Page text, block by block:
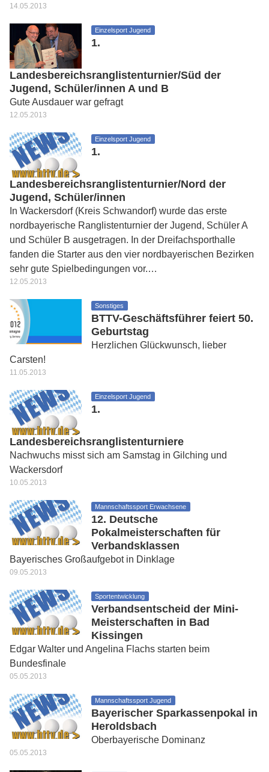
14.05.2013
Einzelsport Jugend
1.
Landesbereichsranglistenturnier/Süd der
Jugend, Schüler/innen A und B
Gute Ausdauer war gefragt
12.05.2013
Einzelsport Jugend
1.
Landesbereichsranglistenturnier/Nord der
Jugend, Schüler/innen
In Wackersdorf (Kreis Schwandorf) wurde das erste
nordbayerische Ranglistenturnier der Jugend, Schüler A
und Schüler B ausgetragen. In der Dreifachsporthalle
fanden die Starter aus den vier nordbayerischen Bezirken
sehr gute Spielbedingungen vor.…
12.05.2013
Sonstiges
BTTV-Geschäftsführer feiert 50.
Geburtstag
Herzlichen Glückwunsch, lieber
Carsten!
11.05.2013
Einzelsport Jugend
1.
Landesbereichsranglistenturniere
Nachwuchs misst sich am Samstag in Gilching und
Wackersdorf
10.05.2013
Mannschaftssport Erwachsene
12. Deutsche
Pokalmeisterschaften für
Verbandsklassen
Bayerisches Großaufgebot in Dinklage
09.05.2013
Sportentwicklung
Verbandsentscheid der Mini-
Meisterschaften in Bad
Kissingen
Edgar Walter und Angelina Flachs starten beim
Bundesfinale
05.05.2013
Mannschaftssport Jugend
Bayerischer Sparkassenpokal in
Heroldsbach
Oberbayerische Dominanz
05.05.2013